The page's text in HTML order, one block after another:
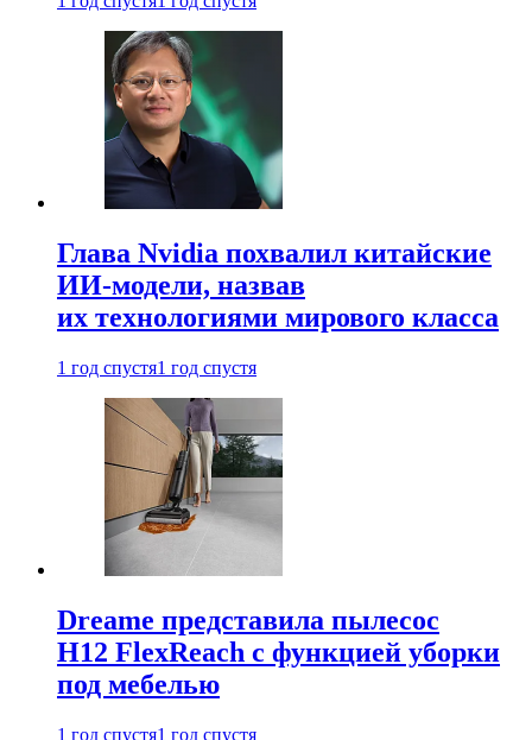
Глава Nvidia похвалил китайские
ИИ-модели, назвав
их технологиями мирового класса
1 год спустя1 год спустя
Dreame представила пылесос
H12 FlexReach с функцией уборки
под мебелью
1 год спустя1 год спустя